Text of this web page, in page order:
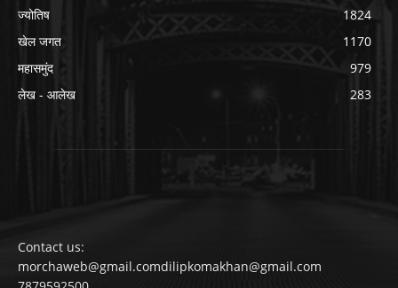
ज्योतिष
1824
खेल जगत
1170
महासमुंद
979
लेख - आलेख
283
Contact us:
morchaweb@gmail.comdilipkomakhan@gmail.com